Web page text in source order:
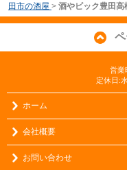
田市の酒屋 > 酒やビック豊田高
営業
定休日:
ホーム
会社概要
お問い合わせ